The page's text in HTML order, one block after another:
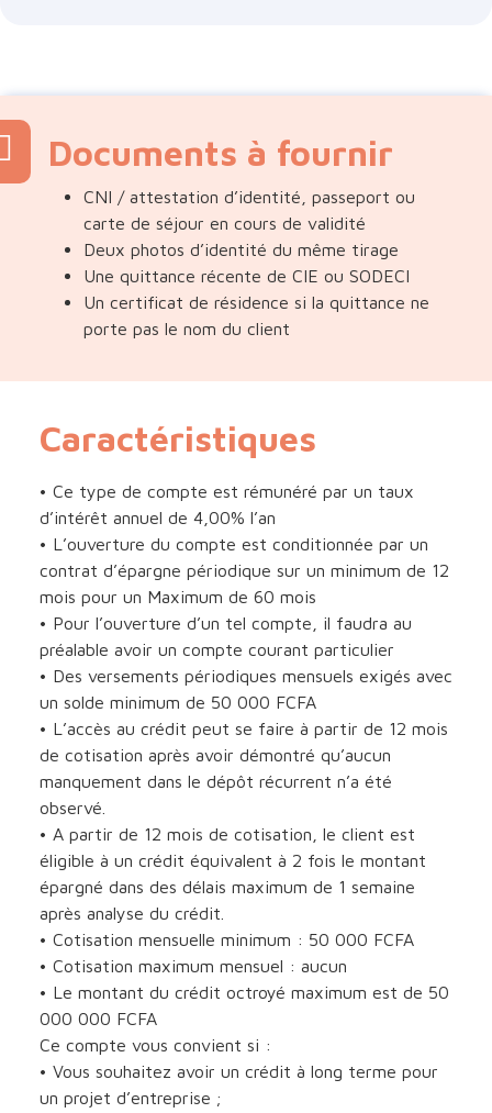
Documents à fournir
CNI / attestation d’identité, passeport ou
carte de séjour en cours de validité
Deux photos d’identité du même tirage
Une quittance récente de CIE ou SODECI
Un certificat de résidence si la quittance ne
porte pas le nom du client
Caractéristiques
• Ce type de compte est rémunéré par un taux
d’intérêt annuel de 4,00% l’an
• L’ouverture du compte est conditionnée par un
contrat d’épargne périodique sur un minimum de 12
mois pour un Maximum de 60 mois
• Pour l’ouverture d’un tel compte, il faudra au
préalable avoir un compte courant particulier
• Des versements périodiques mensuels exigés avec
un solde minimum de 50 000 FCFA
• L’accès au crédit peut se faire à partir de 12 mois
de cotisation après avoir démontré qu’aucun
manquement dans le dépôt récurrent n’a été
observé.
• A partir de 12 mois de cotisation, le client est
éligible à un crédit équivalent à 2 fois le montant
épargné dans des délais maximum de 1 semaine
après analyse du crédit.
• Cotisation mensuelle minimum : 50 000 FCFA
• Cotisation maximum mensuel : aucun
• Le montant du crédit octroyé maximum est de 50
000 000 FCFA
Ce compte vous convient si :
• Vous souhaitez avoir un crédit à long terme pour
un projet d’entreprise ;